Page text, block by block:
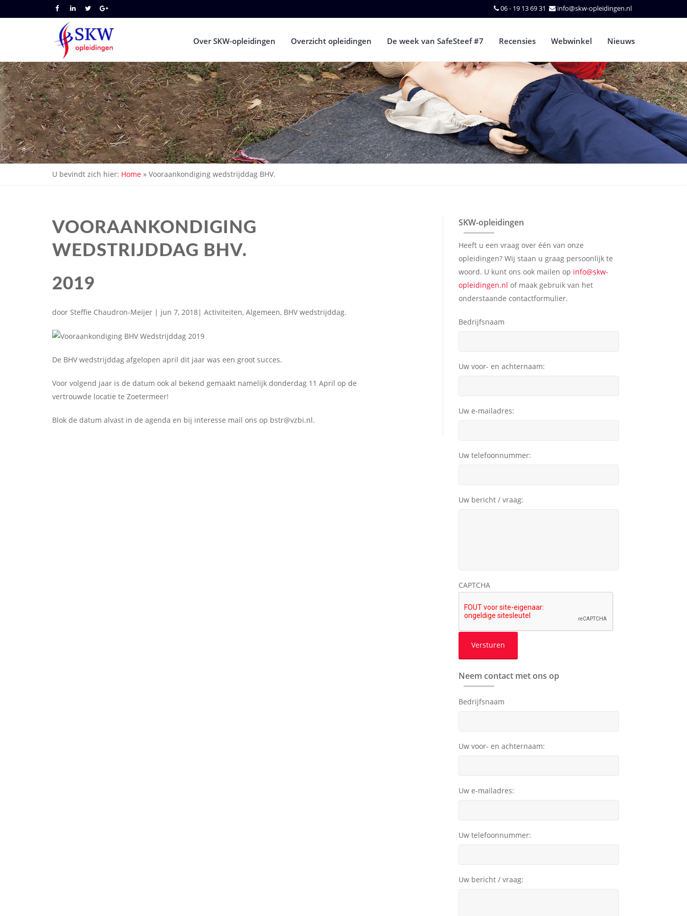
06 - 19 13 69 31 info@skw-opleidingen.nl
Over SKW-opleidingen Overzicht opleidingen De week van SafeSteef #7 Recensies Webwinkel Nieuws
U bevindt zich hier: Home » Vooraankondiging wedstrijddag BHV.
VOORAANKONDIGING
WEDSTRIJDDAG BHV.
2019
door Steffie Chaudron-Meijer | jun 7, 2018| Activiteiten, Algemeen, BHV wedstrijddag.
De BHV wedstrijddag afgelopen april dit jaar was een groot succes.
Voor volgend jaar is de datum ook al bekend gemaakt namelijk donderdag 11 April op de
vertrouwde locatie te Zoetermeer!
Blok de datum alvast in de agenda en bij interesse mail ons op bstr@vzbi.nl.
SKW-opleidingen
Heeft u een vraag over één van onze
opleidingen? Wij staan u graag persoonlijk te
woord. U kunt ons ook mailen op info@skw-
opleidingen.nl of maak gebruik van het
onderstaande contactformulier.
Bedrijfsnaam
Uw voor- en achternaam:
Uw e-mailadres:
Uw telefoonnummer:
Uw bericht / vraag:
CAPTCHA
Neem contact met ons op
Bedrijfsnaam
Uw voor- en achternaam:
Uw e-mailadres:
Uw telefoonnummer:
Uw bericht / vraag: